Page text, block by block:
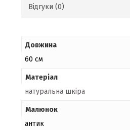
Відгуки (0)
Довжина
60 см
Матеріал
натуральна шкіра
Малюнок
антик